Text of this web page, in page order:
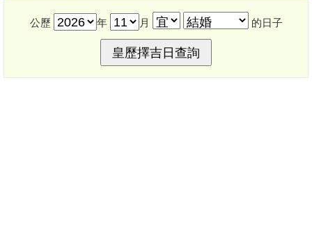
公歷 年 月 的日子